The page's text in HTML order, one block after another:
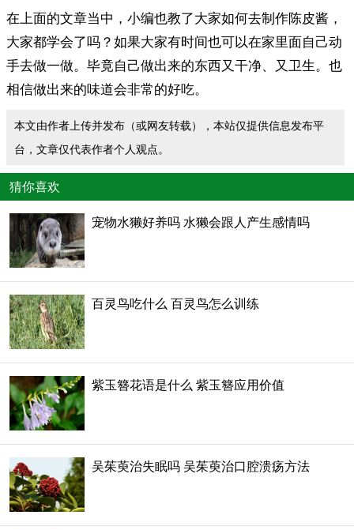
在上面的文章当中，小编也教了大家如何去制作陈皮酱，
大家都学会了吗？如果大家有时间也可以在家里面自己动
手去做一做。毕竟自己做出来的东西又干净、又卫生。也
相信做出来的味道会非常的好吃。
本文由作者上传并发布（或网友转载），本站仅提供信息发布平
台，文章仅代表作者个人观点。
猜你喜欢
宠物水獭好养吗 水獭会跟人产生感情吗
百灵鸟吃什么 百灵鸟怎么训练
紫玉簪花语是什么 紫玉簪应用价值
吴茱萸治失眠吗 吴茱萸治口腔溃疡方法